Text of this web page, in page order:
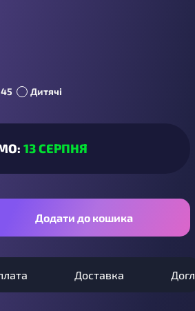
Дитячі
13 СЕРПНЯ
Додати до кошика
Доставка